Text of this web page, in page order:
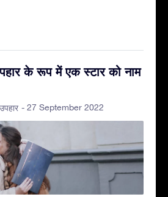
के रूप में एक स्टार को नाम
- 27 September 2022